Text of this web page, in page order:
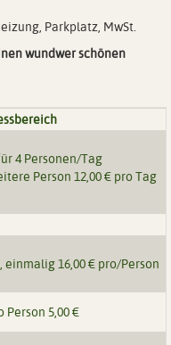
Parkplatz, MwSt.
wundwer schönen
€ für 4
Person 12,00 € pro Tag
einmalig 16,00 € pro/Person
5,00 €